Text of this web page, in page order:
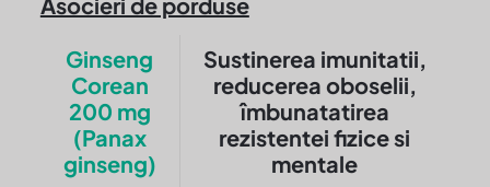
Ginseng
Corean
200 mg
(Panax
ginseng)
Sustinerea imunitatii,
reducerea oboselii,
îmbunatatirea
rezistentei fizice si
mentale